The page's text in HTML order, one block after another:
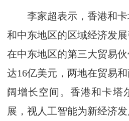
李家超表示，香港和卡
和中东地区的区域经济发
在中东地区的第三大贸易
达16亿美元，两地在贸易
阔增长空间。香港和卡塔
展，视人工智能为新经济